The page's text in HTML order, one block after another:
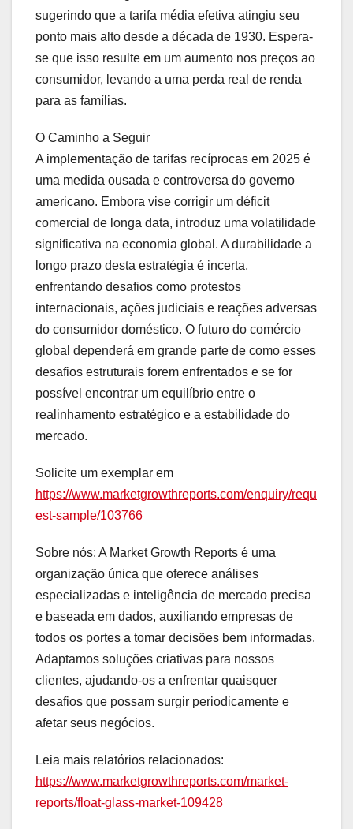
sugerindo que a tarifa média efetiva atingiu seu
ponto mais alto desde a década de 1930. Espera-
se que isso resulte em um aumento nos preços ao
consumidor, levando a uma perda real de renda
para as famílias.
O Caminho a Seguir
A implementação de tarifas recíprocas em 2025 é
uma medida ousada e controversa do governo
americano. Embora vise corrigir um déficit
comercial de longa data, introduz uma volatilidade
significativa na economia global. A durabilidade a
longo prazo desta estratégia é incerta,
enfrentando desafios como protestos
internacionais, ações judiciais e reações adversas
do consumidor doméstico. O futuro do comércio
global dependerá em grande parte de como esses
desafios estruturais forem enfrentados e se for
possível encontrar um equilíbrio entre o
realinhamento estratégico e a estabilidade do
mercado.
Solicite um exemplar em
https://www.marketgrowthreports.com/enquiry/requ
est-sample/103766
Sobre nós: A Market Growth Reports é uma
organização única que oferece análises
especializadas e inteligência de mercado precisa
e baseada em dados, auxiliando empresas de
todos os portes a tomar decisões bem informadas.
Adaptamos soluções criativas para nossos
clientes, ajudando-os a enfrentar quaisquer
desafios que possam surgir periodicamente e
afetar seus negócios.
Leia mais relatórios relacionados:
https://www.marketgrowthreports.com/market-
reports/float-glass-market-109428